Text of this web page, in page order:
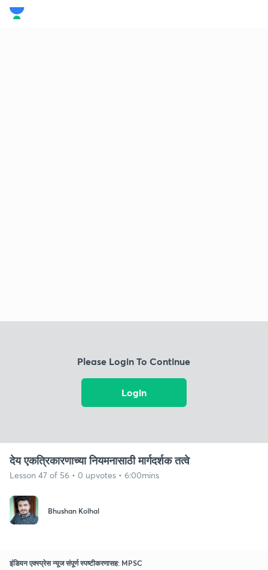
Please Login To Continue
Login
देय एकत्रिकारणाच्या नियमनासाठी मार्गदर्शक तत्वे
Lesson 47 of 56 • 0 upvotes • 6:00mins
Bhushan Kolhal
इंडियन एक्स्प्रेस न्यूज संपूर्ण स्पष्टीकरणासह: MPSC